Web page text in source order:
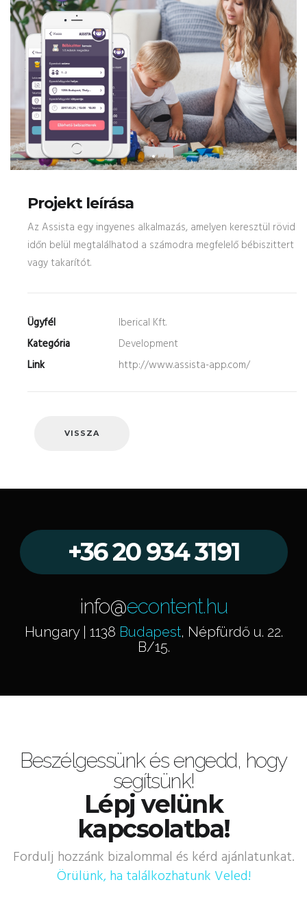
Projekt leírása
Az Assista egy ingyenes alkalmazás, amelyen keresztül rövid
időn belül megtalálhatod a számodra megfelelő bébiszittert
vagy takarítót.
Ügyfél
Iberical Kft.
Kategória
Development
Link
http://www.assista-app.com/
VISSZA
+36 20 934 3191
info@econtent.hu
Hungary | 1138 Budapest, Népfürdő u. 22.
B/15.
Beszélgessünk és engedd, hogy
segítsünk!
Lépj velünk
kapcsolatba!
Fordulj hozzánk bizalommal és kérd ajánlatunkat.
Örülünk, ha találkozhatunk Veled!